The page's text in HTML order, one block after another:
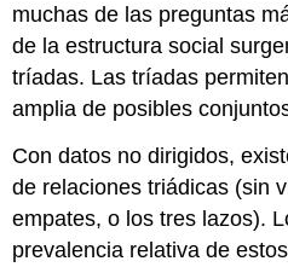
muchas de las preguntas
de la estructura social
tríadas. Las tríadas
amplia de posibles
Con datos no dirigidos,
de relaciones triádicas (sin
empates, o los tres lazos).
prevalencia relativa de